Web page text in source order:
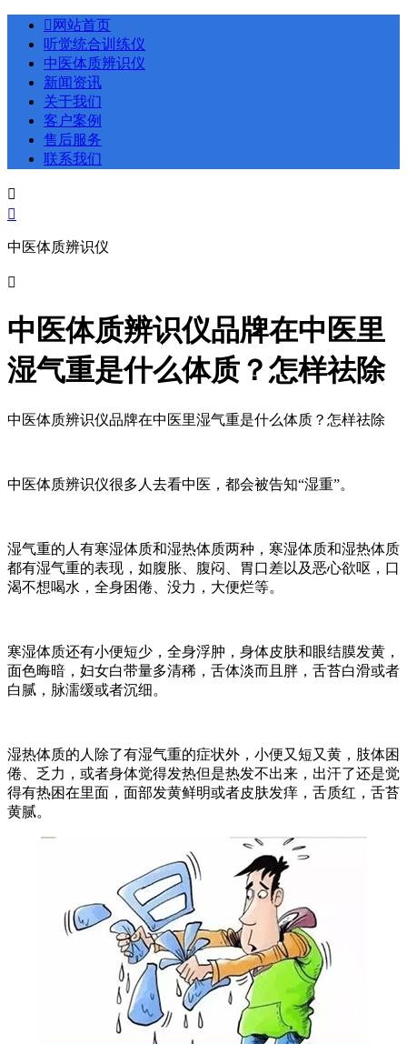
 网站首页
听觉统合训练仪
中医体质辨识仪
新闻资讯
关于我们
客户案例
售后服务
联系我们


中医体质辨识仪

中医体质辨识仪品牌在中医里
湿气重是什么体质？怎样祛除
中医体质辨识仪品牌在中医里湿气重是什么体质？怎样祛除
中医体质辨识仪很多人去看中医，都会被告知“湿重”。
湿气重的人有寒湿体质和湿热体质两种，寒湿体质和湿热体质
都有湿气重的表现，如腹胀、腹闷、胃口差以及恶心欲呕，口
渴不想喝水，全身困倦、没力，大便烂等。
寒湿体质还有小便短少，全身浮肿，身体皮肤和眼结膜发黄，
面色晦暗，妇女白带量多清稀，舌体淡而且胖，舌苔白滑或者
白腻，脉濡缓或者沉细。
湿热体质的人除了有湿气重的症状外，小便又短又黄，肢体困
倦、乏力，或者身体觉得发热但是热发不出来，出汗了还是觉
得有热困在里面，面部发黄鲜明或者皮肤发痒，舌质红，舌苔
黄腻。